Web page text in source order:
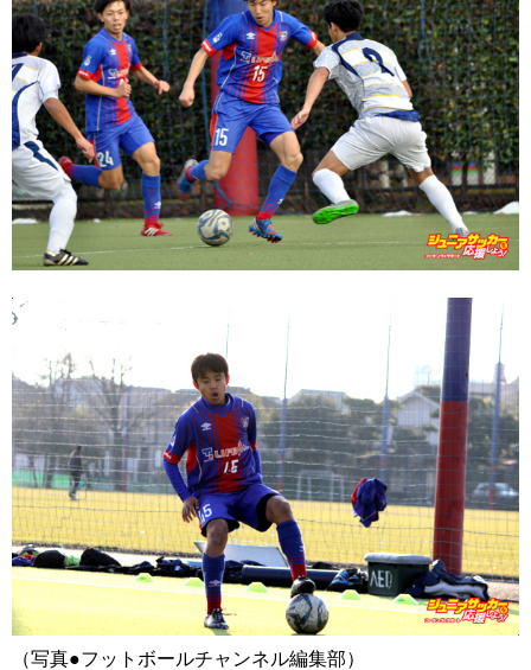
（写真●フットボールチャンネル編集部）